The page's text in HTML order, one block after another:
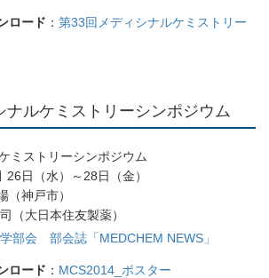
ロード ： 第33回メディシナルケミストリー
ナルケミストリーシンポジウム
ミストリーシンポジウム
日（水）～28日（金）
（神戸市）
（大日本住友製薬）
学部会 部会誌「MEDCHEM NEWS」
ロード ： MCS2014_ポスター